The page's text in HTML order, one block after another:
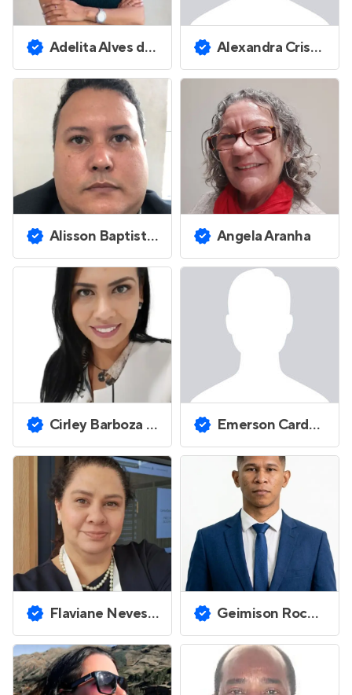
Adelita Alves dos Santos Alexandra Cristina Pessi
Alisson Baptista Freire de Lima Angela Aranha
Cirley Barboza de Souza Emerson Cardoso Hipolito
Flaviane Neves Costa Geimison Rocha da Costa